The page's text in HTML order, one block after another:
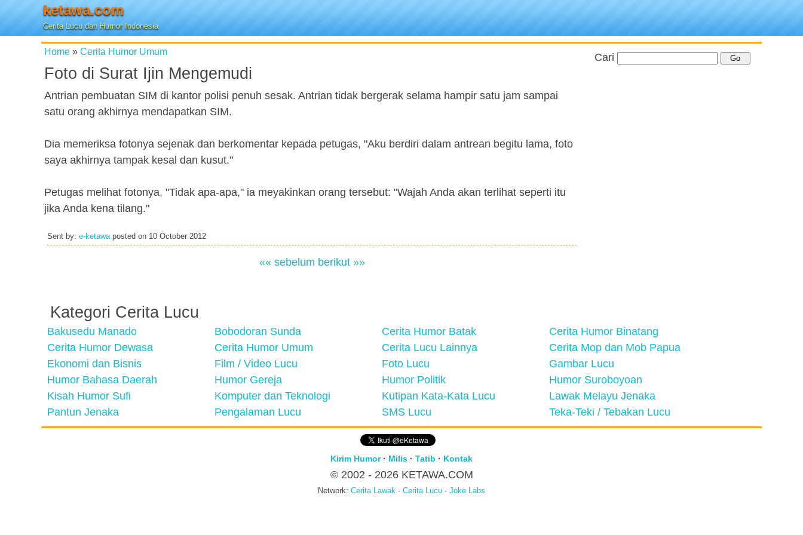
ketawa.com
Cerita Lucu dan Humor Indonesia
Home » Cerita Humor Umum
Foto di Surat Ijin Mengemudi
Antrian pembuatan SIM di kantor polisi penuh sesak. Antrian tidak bergerak selama hampir satu jam sampai
satu orang akhirnya mendapatkan SIM.
Dia memeriksa fotonya sejenak dan berkomentar kepada petugas, "Aku berdiri dalam antrean begitu lama, foto
saya akhirnya tampak kesal dan kusut."
Petugas melihat fotonya, "Tidak apa-apa," ia meyakinkan orang tersebut: "Wajah Anda akan terlihat seperti itu
jika Anda kena tilang."
Sent by: e-ketawaposted on 10 October 2012
«« sebelum berikut »»
Cari
Kategori Cerita Lucu
Bakusedu Manado Bobodoran Sunda Cerita Humor Batak
Cerita Humor Binatang
Cerita Humor Dewasa
Cerita Humor Umum Cerita Lucu Lainnya
Cerita Mop dan Mob Papua
Ekonomi dan Bisnis
Film / Video Lucu Foto Lucu
Gambar Lucu
Humor Bahasa Daerah
Humor Gereja Humor Politik
Humor Suroboyoan
Kisah Humor Sufi
Komputer dan Teknologi Kutipan Kata-Kata Lucu
Lawak Melayu Jenaka
Pantun Jenaka
Pengalaman Lucu SMS Lucu Teka-Teki / Tebakan Lucu
Kirim Humor· Milis · Tatib · Kontak
© 2002 - 2026 KETAWA.COM
Network: Cerita Lawak · Cerita Lucu · Joke Labs